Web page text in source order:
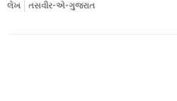
લેખ તસવીર-એ-ગુજરાત